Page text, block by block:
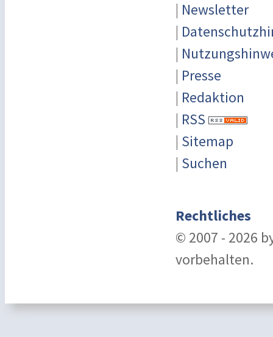
| Newsletter
|
|
| Presse
| Redaktion
| RSS
| Sitemap
| Suchen
Rechtliches
© 2007 - 2026
vorbehalten.